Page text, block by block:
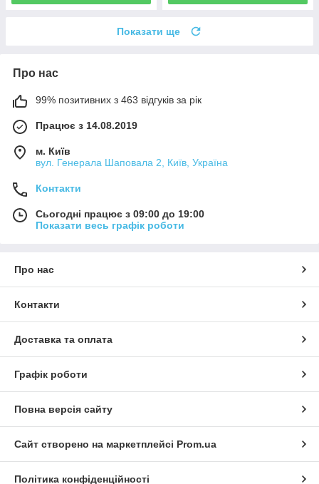
Показати ще
Про нас
99% позитивних з 463 відгуків за рік
Працює з 14.08.2019
м. Київ
вул. Генерала Шаповала 2, Київ, Україна
Контакти
Сьогодні працює з 09:00 до 19:00
Показати весь графік роботи
Про нас
Контакти
Доставка та оплата
Графік роботи
Повна версія сайту
Сайт створено на маркетплейсі Prom.ua
Політика конфіденційності